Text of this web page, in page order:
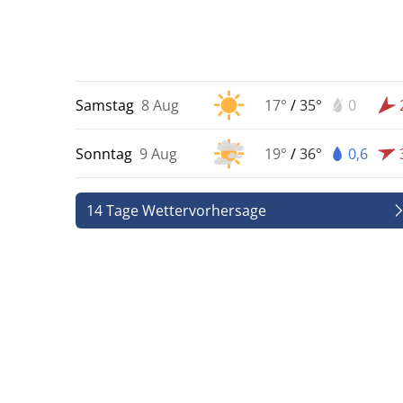
Samstag 8 Aug 17° /35° 0
Sonntag 9 Aug 19° /36° 0,6
14 Tage Wettervorhersage